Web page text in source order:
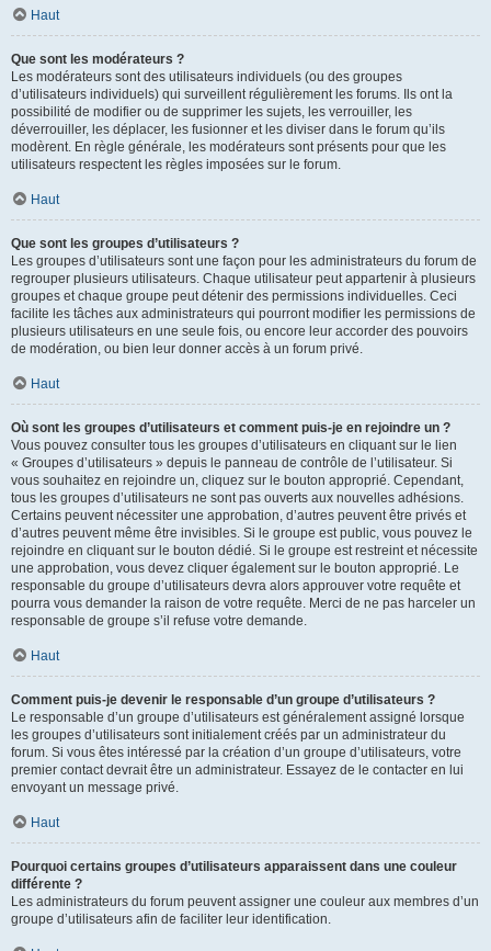
Haut
Que sont les modérateurs ?
Les modérateurs sont des utilisateurs individuels (ou des groupes
d’utilisateurs individuels) qui surveillent régulièrement les forums. Ils ont la
possibilité de modifier ou de supprimer les sujets, les verrouiller, les
déverrouiller, les déplacer, les fusionner et les diviser dans le forum qu’ils
modèrent. En règle générale, les modérateurs sont présents pour que les
utilisateurs respectent les règles imposées sur le forum.
Haut
Que sont les groupes d’utilisateurs ?
Les groupes d’utilisateurs sont une façon pour les administrateurs du forum de
regrouper plusieurs utilisateurs. Chaque utilisateur peut appartenir à plusieurs
groupes et chaque groupe peut détenir des permissions individuelles. Ceci
facilite les tâches aux administrateurs qui pourront modifier les permissions de
plusieurs utilisateurs en une seule fois, ou encore leur accorder des pouvoirs
de modération, ou bien leur donner accès à un forum privé.
Haut
Où sont les groupes d’utilisateurs et comment puis-je en rejoindre un ?
Vous pouvez consulter tous les groupes d’utilisateurs en cliquant sur le lien
« Groupes d’utilisateurs » depuis le panneau de contrôle de l’utilisateur. Si
vous souhaitez en rejoindre un, cliquez sur le bouton approprié. Cependant,
tous les groupes d’utilisateurs ne sont pas ouverts aux nouvelles adhésions.
Certains peuvent nécessiter une approbation, d’autres peuvent être privés et
d’autres peuvent même être invisibles. Si le groupe est public, vous pouvez le
rejoindre en cliquant sur le bouton dédié. Si le groupe est restreint et nécessite
une approbation, vous devez cliquer également sur le bouton approprié. Le
responsable du groupe d’utilisateurs devra alors approuver votre requête et
pourra vous demander la raison de votre requête. Merci de ne pas harceler un
responsable de groupe s’il refuse votre demande.
Haut
Comment puis-je devenir le responsable d’un groupe d’utilisateurs ?
Le responsable d’un groupe d’utilisateurs est généralement assigné lorsque
les groupes d’utilisateurs sont initialement créés par un administrateur du
forum. Si vous êtes intéressé par la création d’un groupe d’utilisateurs, votre
premier contact devrait être un administrateur. Essayez de le contacter en lui
envoyant un message privé.
Haut
Pourquoi certains groupes d’utilisateurs apparaissent dans une couleur
différente ?
Les administrateurs du forum peuvent assigner une couleur aux membres d’un
groupe d’utilisateurs afin de faciliter leur identification.